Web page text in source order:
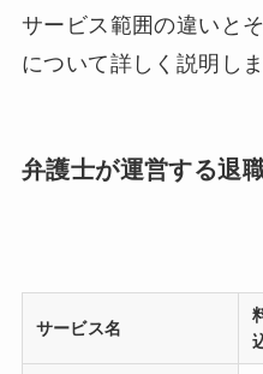
サービス範囲の違いと
について詳しく説明しま
弁護士が運営する退
サービス名